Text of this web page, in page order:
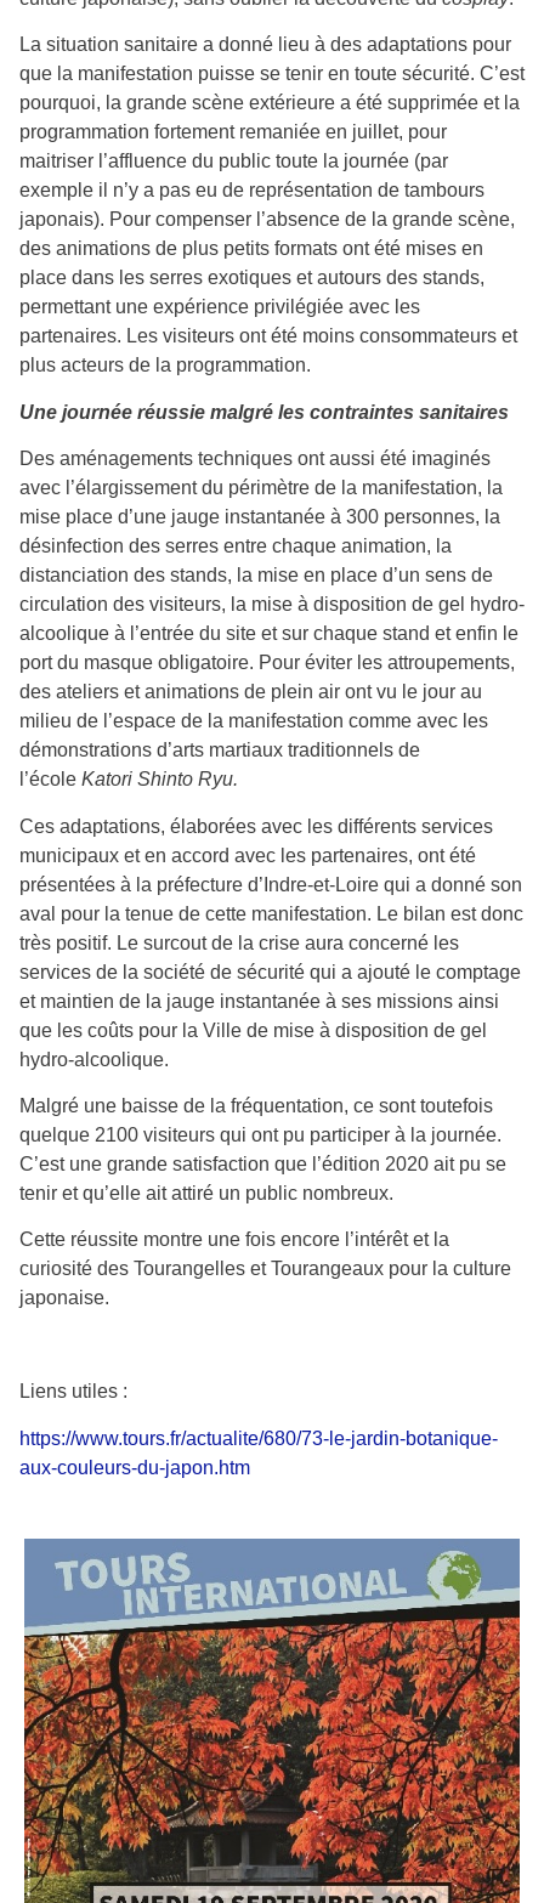
La situation sanitaire a donné lieu à des adaptations pour
que la manifestation puisse se tenir en toute sécurité. C’est
pourquoi, la grande scène extérieure a été supprimée et la
programmation fortement remaniée en juillet, pour
maitriser l’affluence du public toute la journée (par
exemple il n’y a pas eu de représentation de tambours
japonais). Pour compenser l’absence de la grande scène,
des animations de plus petits formats ont été mises en
place dans les serres exotiques et autours des stands,
permettant une expérience privilégiée avec les
partenaires. Les visiteurs ont été moins consommateurs et
plus acteurs de la programmation.
Une journée réussie malgré les contraintes sanitaires
Des aménagements techniques ont aussi été imaginés
avec l’élargissement du périmètre de la manifestation, la
mise place d’une jauge instantanée à 300 personnes, la
désinfection des serres entre chaque animation, la
distanciation des stands, la mise en place d’un sens de
circulation des visiteurs, la mise à disposition de gel hydro-
alcoolique à l’entrée du site et sur chaque stand et enfin le
port du masque obligatoire. Pour éviter les attroupements,
des ateliers et animations de plein air ont vu le jour au
milieu de l’espace de la manifestation comme avec les
démonstrations d’arts martiaux traditionnels de
l’école Katori Shinto Ryu.
Ces adaptations, élaborées avec les différents services
municipaux et en accord avec les partenaires, ont été
présentées à la préfecture d’Indre-et-Loire qui a donné son
aval pour la tenue de cette manifestation. Le bilan est donc
très positif. Le surcout de la crise aura concerné les
services de la société de sécurité qui a ajouté le comptage
et maintien de la jauge instantanée à ses missions ainsi
que les coûts pour la Ville de mise à disposition de gel
hydro-alcoolique.
Malgré une baisse de la fréquentation, ce sont toutefois
quelque 2100 visiteurs qui ont pu participer à la journée.
C’est une grande satisfaction que l’édition 2020 ait pu se
tenir et qu’elle ait attiré un public nombreux.
Cette réussite montre une fois encore l’intérêt et la
curiosité des Tourangelles et Tourangeaux pour la culture
japonaise.
Liens utiles :
https://www.tours.fr/actualite/680/73-le-jardin-botanique-
aux-couleurs-du-japon.htm